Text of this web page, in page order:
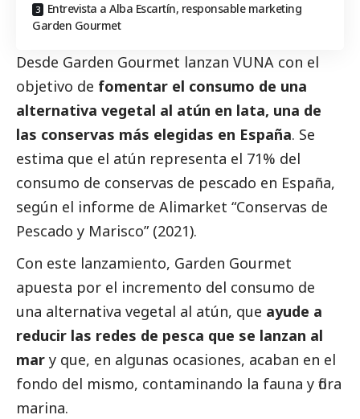
Entrevista a Alba Escartín, responsable marketing
Garden Gourmet
Desde Garden Gourmet lanzan VUNA con el
objetivo de fomentar el consumo de una
alternativa vegetal al atún en lata, una de
las conservas más elegidas en España. Se
estima que el atún representa el 71% del
consumo de conservas de pescado en España,
según el informe de Alimarket “Conservas de
Pescado y Marisco” (2021).
Con este lanzamiento, Garden Gourmet
apuesta por el incremento del consumo de
una alternativa vegetal al atún, que ayude a
reducir las redes de pesca que se lanzan al
mar y que, en algunas ocasiones, acaban en el
fondo del mismo, contaminando la fauna y flora
marina.